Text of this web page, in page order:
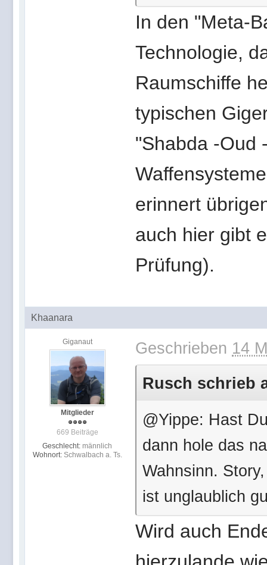
In den "Meta-
Technologie,
Raumschiffe
typischen
"Shabda -Oud
erinnert
auch hier gibt
Prüfung).
Khaanara
Giganaut
Mitglieder
669 Beiträge
Geschlecht: männlich
Wohnort: Schwalbach a. Ts.
Geschrieben 14
Rusch schrieb
@Yippe: Hast
dann hole das
Wahnsinn.
ist unglaublich
Wird auch